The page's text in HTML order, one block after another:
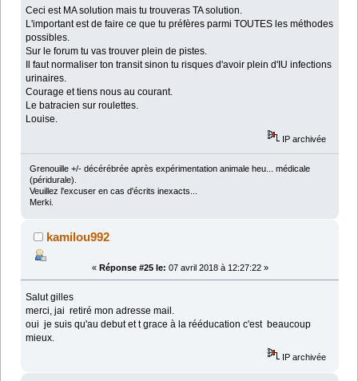
Ceci est MA solution mais tu trouveras TA solution.
L'important est de faire ce que tu préfères parmi TOUTES les méthodes
possibles.
Sur le forum tu vas trouver plein de pistes.
Il faut normaliser ton transit sinon tu risques d'avoir plein d'IU infections
urinaires.
Courage et tiens nous au courant.
Le batracien sur roulettes.
Louise.
IP archivée
Grenouille +/- décérébrée après expérimentation animale heu... médicale
(péridurale).
Veuillez l'excuser en cas d'écrits inexacts...
Merki.
kamilou992
« Réponse #25 le: 07 avril 2018 à 12:27:22 »
Salut gilles
merci, jai retiré mon adresse mail.
oui je suis qu'au debut et t grace à la rééducation c'est beaucoup
mieux.
IP archivée